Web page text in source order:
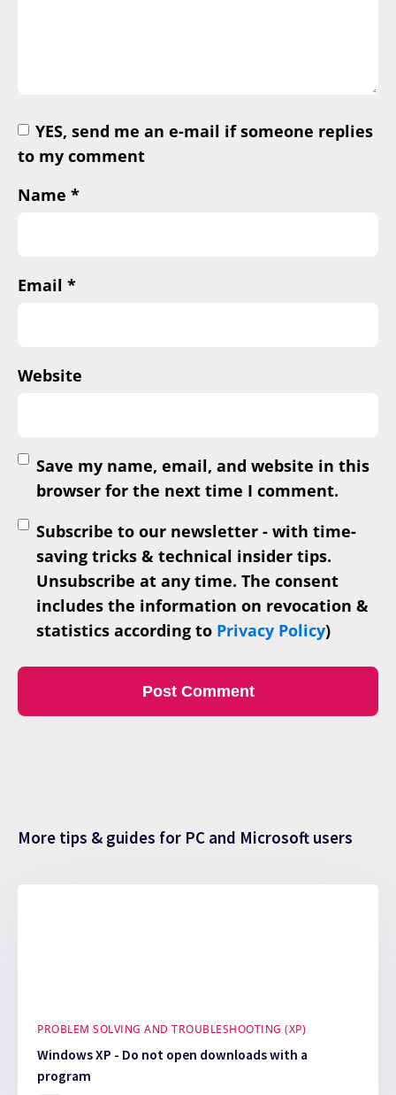
YES, send me an e-mail if someone replies
to my comment
Name *
Email *
Website
Save my name, email, and website in this
browser for the next time I comment.
Subscribe to our newsletter - with time-
saving tricks & technical insider tips.
Unsubscribe at any time. The consent
includes the information on revocation &
statistics according to Privacy Policy)
More tips & guides for PC and Microsoft users
PROBLEM SOLVING AND TROUBLESHOOTING (XP)
Windows XP - Do not open downloads with a
program